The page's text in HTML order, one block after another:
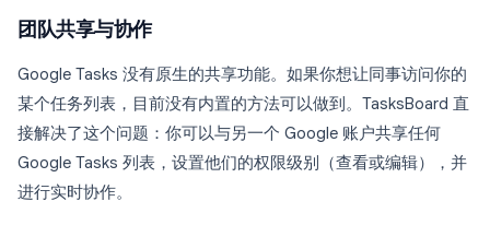
团队共享与协作
Google Tasks 没有原生的共享功能。如果你想让同事访问你的
某个任务列表，目前没有内置的方法可以做到。TasksBoard 直
接解决了这个问题：你可以与另一个 Google 账户共享任何
Google Tasks 列表，设置他们的权限级别（查看或编辑），并
进行实时协作。